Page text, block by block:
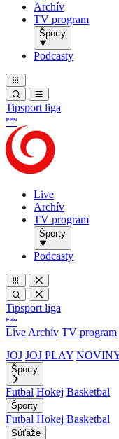
Archív
TV program
Športy
Podcasty
Tipsport liga
Live
Archív
TV program
Športy
Podcasty
Tipsport liga
Live Archív TV program
JOJ JOJ PLAY
Športy
Futbal Hokej Basketbal
Športy
Futbal Hokej Basketbal
Súťaže